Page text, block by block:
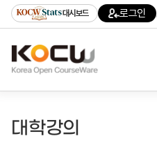
기
기
기
content)
가
대시보드 로그인
대학강의